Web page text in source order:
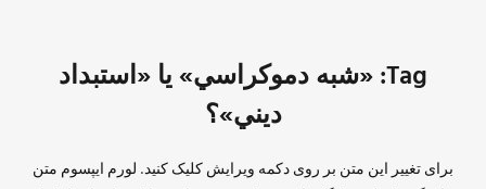
Tag: «شبه دموكراسي» يا «استبداد
ديني»؟
برای تغییر این متن بر روی دکمه ویرایش کلیک کنید. لورم ایپسوم متن